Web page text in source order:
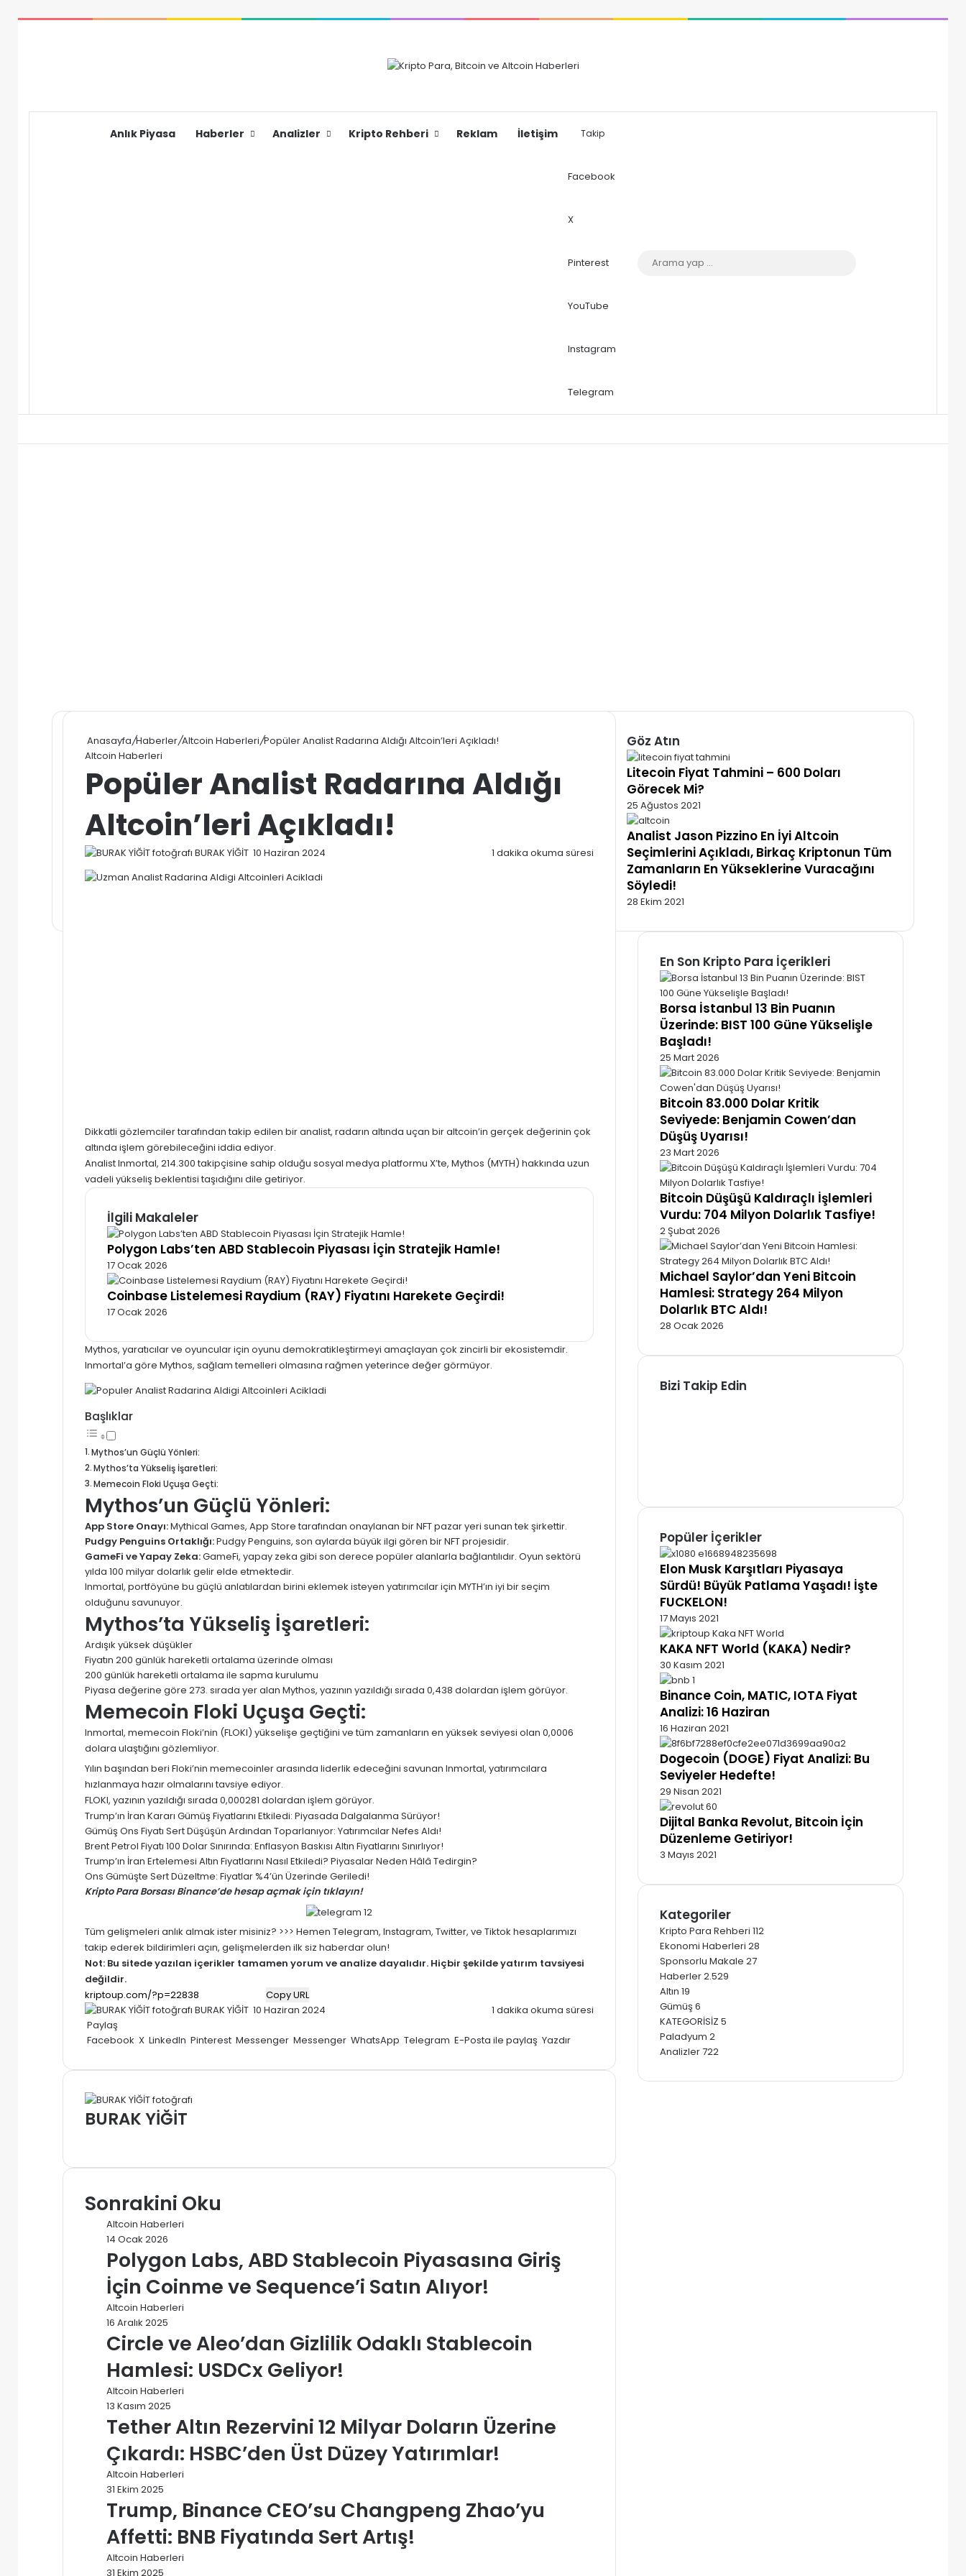
Anlık Piyasa Haberler Analizler Kripto Rehberi Reklam İletişim Takip
Facebook
X
Pinterest
YouTube
Instagram
Telegram
Dış görünümü değiştir
Anasayfa/Haberler/Altcoin Haberleri/Popüler Analist Radarına Aldığı Altcoin’leri Açıkladı!
Altcoin Haberleri
Popüler Analist Radarına Aldığı
Altcoin’leri Açıkladı!
BURAK YİĞİT Bir
posta
10 Haziran 2024 1 dakika okuma süresi
Dikkatli gözlemciler tarafından takip edilen bir analist, radarın altında uçan bir altcoin’in gerçek değerinin çok
altında işlem görebileceğini iddia ediyor.
Analist Inmortal, 214.300 takipçisine sahip olduğu sosyal medya platformu X’te, Mythos (MYTH) hakkında uzun
vadeli yükseliş beklentisi taşıdığını dile getiriyor.
İlgili Makaleler
Polygon Labs’ten ABD Stablecoin Piyasası İçin Stratejik Hamle!
17 Ocak 2026
Coinbase Listelemesi Raydium (RAY) Fiyatını Harekete Geçirdi!
17 Ocak 2026
Mythos, yaratıcılar ve oyuncular için oyunu demokratikleştirmeyi amaçlayan çok zincirli bir ekosistemdir.
Inmortal’a göre Mythos, sağlam temelleri olmasına rağmen yeterince değer görmüyor.
Başlıklar
Mythos’un Güçlü Yönleri:
Mythos’ta Yükseliş İşaretleri:
Memecoin Floki Uçuşa Geçti:
Mythos’un Güçlü Yönleri:
App Store Onayı:Mythical Games, App Store tarafından onaylanan bir NFT pazar yeri sunan tek şirkettir.
Pudgy Penguins Ortaklığı:Pudgy Penguins, son aylarda büyük ilgi gören bir NFT projesidir.
GameFi ve Yapay Zeka:GameFi, yapay zeka gibi son derece popüler alanlarla bağlantılıdır. Oyun sektörü
yılda 100 milyar dolarlık gelir elde etmektedir.
Inmortal, portföyüne bu güçlü anlatılardan birini eklemek isteyen yatırımcılar için MYTH’ın iyi bir seçim
olduğunu savunuyor.
Mythos’ta Yükseliş İşaretleri:
Ardışık yüksek düşükler
Fiyatın 200 günlük hareketli ortalama üzerinde olması
200 günlük hareketli ortalama ile sapma kurulumu
Piyasa değerine göre 273. sırada yer alan Mythos, yazının yazıldığı sırada 0,438 dolardan işlem görüyor.
Memecoin Floki Uçuşa Geçti:
Inmortal, memecoin Floki’nin (FLOKI) yükselişe geçtiğini ve tüm zamanların en yüksek seviyesi olan 0,0006
dolara ulaştığını gözlemliyor.
Yılın başından beri Floki’nin memecoinler arasında liderlik edeceğini savunan Inmortal, yatırımcılara
hızlanmaya hazır olmalarını tavsiye ediyor.
FLOKI, yazının yazıldığı sırada 0,000281 dolardan işlem görüyor.
Trump’ın İran Kararı Gümüş Fiyatlarını Etkiledi: Piyasada Dalgalanma Sürüyor!
Gümüş Ons Fiyatı Sert Düşüşün Ardından Toparlanıyor: Yatırımcılar Nefes Aldı!
Brent Petrol Fiyatı 100 Dolar Sınırında: Enflasyon Baskısı Altın Fiyatlarını Sınırlıyor!
Trump’ın İran Ertelemesi Altın Fiyatlarını Nasıl Etkiledi? Piyasalar Neden Hâlâ Tedirgin?
Ons Gümüşte Sert Düzeltme: Fiyatlar %4’ün Üzerinde Geriledi!
Kripto Para Borsası Binance’de hesap açmak için tıklayın!
Tüm gelişmeleri anlık almak ister misiniz? >>> Hemen Telegram, Instagram, Twitter, ve Tiktok hesaplarımızı
takip ederek bildirimleri açın, gelişmelerden ilk siz haberdar olun!
Not: Bu sitede yazılan içerikler tamamen yorum ve analize dayalıdır. Hiçbir şekilde yatırım tavsiyesi
değildir.
Copy URL
BURAK YİĞİT Bir
posta
10 Haziran 2024
1 dakika okuma süresi
Paylaş
Facebook X LinkedIn Pinterest Messenger Messenger WhatsApp Telegram E-Posta ile paylaş Yazdır
BURAK YİĞİT
Sonrakini Oku
Altcoin Haberleri
14 Ocak 2026
Polygon Labs, ABD Stablecoin Piyasasına Giriş
İçin Coinme ve Sequence’i Satın Alıyor!
Altcoin Haberleri
16 Aralık 2025
Circle ve Aleo’dan Gizlilik Odaklı Stablecoin
Hamlesi: USDCx Geliyor!
Altcoin Haberleri
13 Kasım 2025
Tether Altın Rezervini 12 Milyar Doların Üzerine
Çıkardı: HSBC’den Üst Düzey Yatırımlar!
Altcoin Haberleri
31 Ekim 2025
Trump, Binance CEO’su Changpeng Zhao’yu
Affetti: BNB Fiyatında Sert Artış!
Altcoin Haberleri
31 Ekim 2025
Göz Atın
Kapalı
Litecoin Fiyat Tahmini – 600 Doları
Görecek Mi?
25 Ağustos 2021
Analist Jason Pizzino En İyi Altcoin
Seçimlerini Açıkladı, Birkaç Kriptonun Tüm
Zamanların En Yükseklerine Vuracağını
Söyledi!
28 Ekim 2021
En Son Kripto Para İçerikleri
Borsa İstanbul 13 Bin Puanın
Üzerinde: BIST 100 Güne Yükselişle
Başladı!
25 Mart 2026
Bitcoin 83.000 Dolar Kritik
Seviyede: Benjamin Cowen’dan
Düşüş Uyarısı!
23 Mart 2026
Bitcoin Düşüşü Kaldıraçlı İşlemleri
Vurdu: 704 Milyon Dolarlık Tasfiye!
2 Şubat 2026
Michael Saylor’dan Yeni Bitcoin
Hamlesi: Strategy 264 Milyon
Dolarlık BTC Aldı!
28 Ocak 2026
Bizi Takip Edin
Popüler İçerikler
Elon Musk Karşıtları Piyasaya
Sürdü! Büyük Patlama Yaşadı! İşte
FUCKELON!
17 Mayıs 2021
KAKA NFT World (KAKA) Nedir?
30 Kasım 2021
Binance Coin, MATIC, IOTA Fiyat
Analizi: 16 Haziran
16 Haziran 2021
Dogecoin (DOGE) Fiyat Analizi: Bu
Seviyeler Hedefte!
29 Nisan 2021
Dijital Banka Revolut, Bitcoin İçin
Düzenleme Getiriyor!
3 Mayıs 2021
Kategoriler
Kripto Para Rehberi 112
Ekonomi Haberleri 28
Sponsorlu Makale 27
Haberler2.529
Altın 19
Gümüş 6
KATEGORİSİZ 5
Paladyum 2
Analizler722